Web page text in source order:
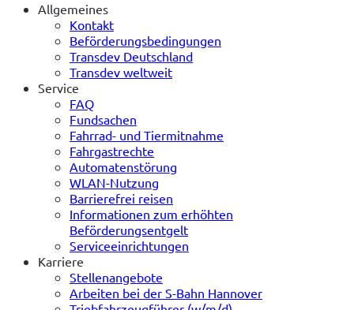
Allgemeines
Kontakt
Beförderungsbedingungen
Transdev Deutschland
Transdev weltweit
Service
FAQ
Fundsachen
Fahrrad- und Tiermitnahme
Fahrgastrechte
Automatenstörung
WLAN-Nutzung
Barrierefrei reisen
Informationen zum erhöhten
Beförderungsentgelt
Serviceeinrichtungen
Karriere
Stellenangebote
Arbeiten bei der S-Bahn Hannover